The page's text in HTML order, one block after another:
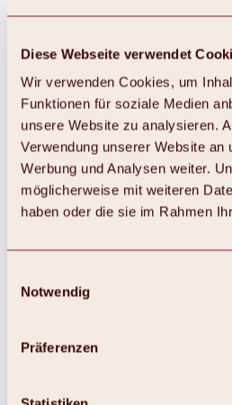
Diese Webseite verwendet
Wir verwenden Cookies, um
Funktionen für soziale Medien
unsere Website zu analysieren.
Verwendung unserer Website
Werbung und Analysen weiter.
möglicherweise mit weiteren
haben oder die sie im Rahmen
Notwendig
Präferenzen